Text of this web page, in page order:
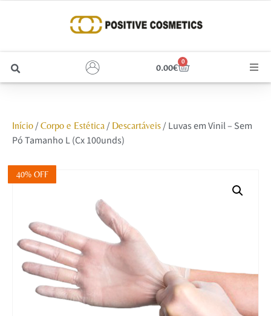
0.00€
0
Unhas
Corpo e Estética
Maquilhagem
Mobiliário
Início/ Corpo e Estética/ Descartáveis/ Luvas em Vinil – Sem
Pó Tamanho L (Cx 100unds)
40% OFF